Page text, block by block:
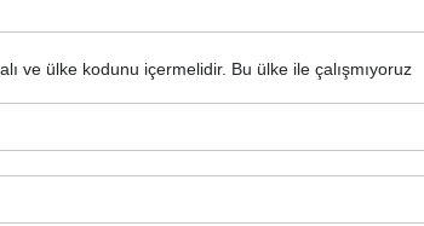
ve ülke kodunu içermelidir. Bu ülke ile çalışmıyoruz